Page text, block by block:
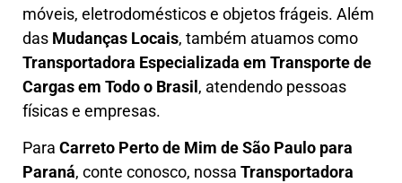
móveis, eletrodomésticos e objetos frágeis. Além
das Mudanças Locais, também atuamos como
Transportadora Especializada em Transporte de
Cargas em Todo o Brasil, atendendo pessoas
físicas e empresas.
Para Carreto Perto de Mim de São Paulo para
Paraná, conte conosco, nossa Transportadora